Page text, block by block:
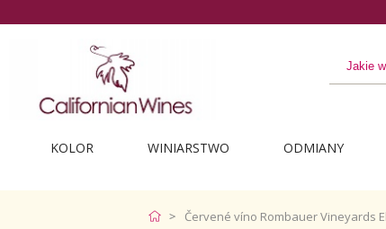
KOLOR WINIARSTWO ODMIANY
Červené víno Rombauer Vineyards